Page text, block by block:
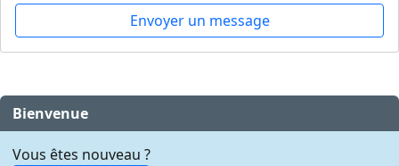
Envoyer un message
Bienvenue
Vous êtes nouveau ?